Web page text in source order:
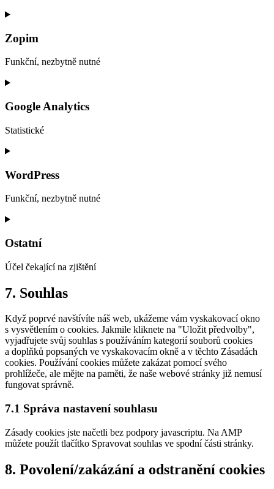
Consent
service
Zopim
Funkční, nezbytně nutné
Consent
service
zopim
Google Analytics
Statistické
Consent
service
analytics
WordPress
Funkční, nezbytně nutné
Consent
service
Ostatní
Účel čekající na zjištění
Consent
to
ostatní
7. Souhlas
Když poprvé navštívíte náš web, ukážeme vám vyskakovací okno
s vysvětlením o cookies. Jakmile kliknete na "Uložit předvolby",
vyjadřujete svůj souhlas s používáním kategorií souborů cookies
a doplňků popsaných ve vyskakovacím okně a v těchto Zásadách
cookies. Používání cookies můžete zakázat pomocí svého
prohlížeče, ale mějte na paměti, že naše webové stránky již nemusí
fungovat správně.
7.1 Správa nastavení souhlasu
Zásady cookies jste načetli bez podpory javascriptu. Na AMP
můžete použít tlačítko Spravovat souhlas ve spodní části stránky.
8. Povolení/zakázání a odstranění cookies